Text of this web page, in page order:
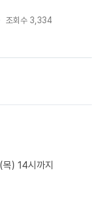
조회수 3,334
) 14시까지